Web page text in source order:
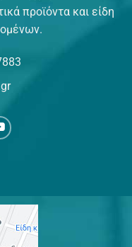
προϊόντα και είδη